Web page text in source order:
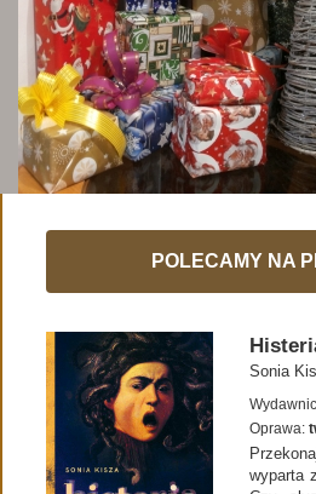
POLECAMY NA
Sonia
Oprawa:
wyparta